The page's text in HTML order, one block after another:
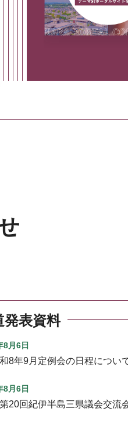
発表資料
8月6日
8年9月定例会の日程につい
8月6日
第20回紀伊半島三県議会交流